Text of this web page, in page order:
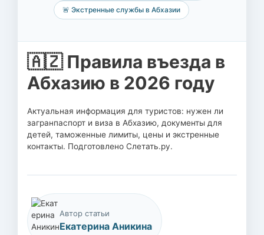
🚨 Экстренные службы в Абхазии
🇦🇿 Правила въезда в
Абхазию в 2026 году
Актуальная информация для туристов: нужен ли
загранпаспорт и виза в Абхазию, документы для
детей, таможенные лимиты, цены и экстренные
контакты. Подготовлено Слетать.ру.
Автор статьи
Екатерина Аникина